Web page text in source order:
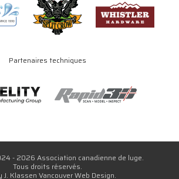
Partenaires techniques
- 2026 Association canadienne de luge.
Tous droits réservés.
J. Klassen Vancouver Web Design.